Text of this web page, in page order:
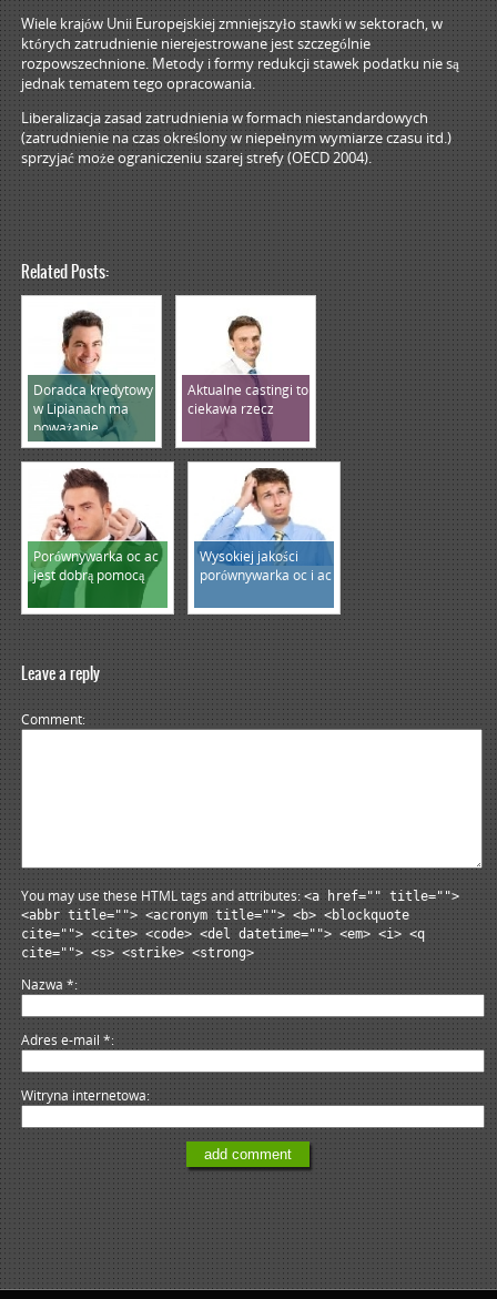
Wiele krajów Unii Europejskiej zmniejszyło stawki w sektorach, w
których zatrudnienie nierejestrowane jest szczególnie
rozpowszechnione. Metody i formy redukcji stawek podatku nie są
jednak tematem tego opracowania.
Liberalizacja zasad zatrudnienia w formach niestandardowych
(zatrudnienie na czas określony w niepełnym wymiarze czasu itd.)
sprzyjać może ograniczeniu szarej strefy (OECD 2004).
Related Posts:
Doradca kredytowy
w Lipianach ma
poważanie
Aktualne castingi to
ciekawa rzecz
Porównywarka oc ac
jest dobrą pomocą
Wysokiej jakości
porównywarka oc i ac
Leave a reply
Comment
You may use these HTML tags and attributes:<a href="" title="">
<abbr title=""> <acronym title=""> <b> <blockquote
cite=""> <cite> <code> <del datetime=""> <em> <i> <q
cite=""> <s> <strike> <strong>
Nazwa*
Adres e-mail*
Witryna internetowa